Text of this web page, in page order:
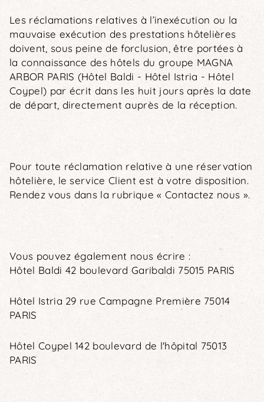
Les réclamations relatives à l’inexécution ou la
mauvaise exécution des prestations hôtelières
doivent, sous peine de forclusion, être portées à
la connaissance des hôtels du groupe MAGNA
ARBOR PARIS (Hôtel Baldi - Hôtel Istria - Hôtel
Coypel) par écrit dans les huit jours après la date
de départ, directement auprès de la réception.
Pour toute réclamation relative à une réservation
hôtelière, le service Client est à votre disposition.
Rendez vous dans la rubrique « Contactez nous ».
Vous pouvez également nous écrire :
Hôtel Baldi 42 boulevard Garibaldi 75015 PARIS
Hôtel Istria 29 rue Campagne Première 75014
PARIS
Hôtel Coypel 142 boulevard de l'hôpital 75013
PARIS